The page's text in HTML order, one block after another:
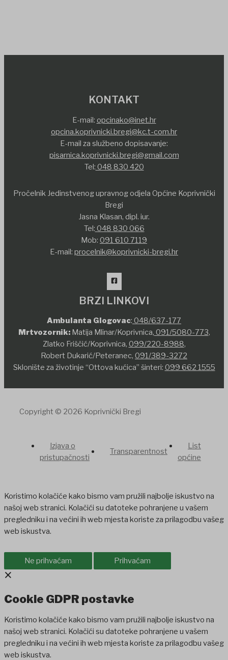
KONTAKT
E-mail: opcinako@inet.hr
opcina.koprivnicki.bregi@kc.t-com.hr
E-mail za službeno dopisavanje:
pisarnica.koprivnicki.bregi@gmail.com
Tel: 048 830 420
Pročelnik Jedinstvenog upravnog odjela Općine Koprivnički
Bregi
Jasna Klasan, dipl. iur.
Tel: 048 830 066
Mob: 091 610 7119
E-mail: procelnik@koprivnicki-bregi.hr
BRZI LINKOVI
Ambulanta Glogovac: 048/637-177
Mrtvozornik:Matija Mlinar/Koprivnica, 091/5080-773,
Zlatko Friščić/Koprivnica, 099/220-8988,
Robert Dukarić/Peteranec, 091/389-3272
Sklonište za životinje “Ottova kućica” šinteri: 099 662 1555
Copyright © 2026 Koprivnički Bregi
Izjava o
pristupačnosti
Transparentnost
List
općine
Koristimo kolačiće kako bismo vam pružili najbolje iskustvo na
našoj web stranici. Kolačići su datoteke pohranjene u vašem
pregledniku i na većini ih web mjesta koriste za prilagodbu vašeg
web iskustva.
Ne prihvaćam Prihvaćam
×
Cookie GDPR postavke
Koristimo kolačiće kako bismo vam pružili najbolje iskustvo na
našoj web stranici. Kolačići su datoteke pohranjene u vašem
pregledniku i na većini ih web mjesta koriste za prilagodbu vašeg
web iskustva.